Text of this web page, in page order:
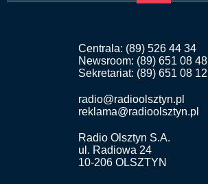
Centrala: (89) 526 44 34
Newsroom: (89) 651 08 48
Sekretariat: (89) 651 08 12
radio@radioolsztyn.pl
reklama@radioolsztyn.pl
Radio Olsztyn S.A.
ul. Radiowa 24
10-206 OLSZTYN